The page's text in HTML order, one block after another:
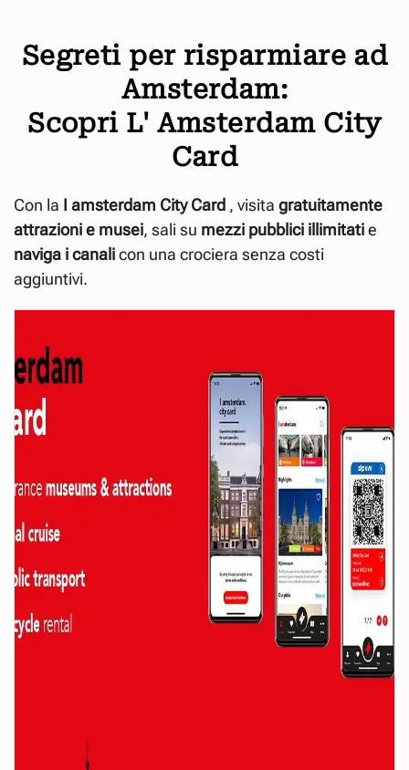
Segreti per risparmiare ad
Amsterdam:
Scopri L' Amsterdam City
Card
Con la I amsterdam City Card , visita gratuitamente
attrazioni e musei, sali su mezzi pubblici illimitatie
naviga i canalicon una crociera senza costi
aggiuntivi.